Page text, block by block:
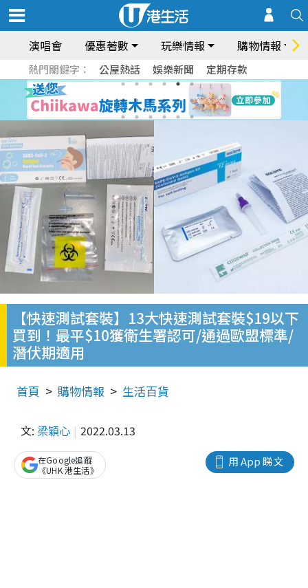
演唱會 優惠著數 玩樂情報 購物情報
熱門關鍵字： 公屋熱話 娛樂新聞 定期存款
【快速測試套裝】13大快速測試套裝$19以下
買到！最平$10獲衛生署認可/通過歐盟標準/
潛伏期適用
首頁 購物情報 生活百貨
文: 梁穎心 2022.03.13
用 App 睇文
在Google追蹤
《UHK 港生活》